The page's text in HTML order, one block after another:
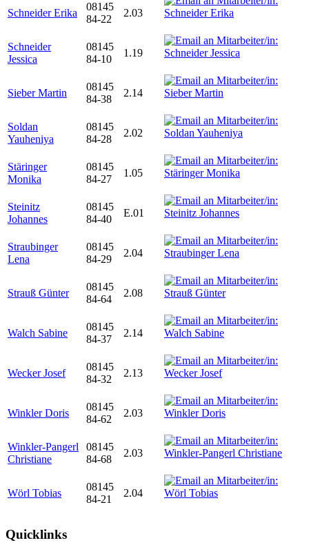
Schneider Erika
08145
84-22
2.03
Schneider
Jessica
08145
84-10
1.19
Sieber Martin
08145
84-38
2.14
Soldan
Yauheniya
08145
84-28
2.02
Stäringer
Monika
08145
84-27
1.05
Steinitz
Johannes
08145
84-40
E.01
Straubinger
Lena
08145
84-29
2.04
Strauß Günter
08145
84-64
2.08
Walch Sabine
08145
84-37
2.14
Wecker Josef
08145
84-32
2.13
Winkler Doris
08145
84-62
2.03
Winkler-Pangerl
Christiane
08145
84-68
2.03
Wörl Tobias
08145
84-21
2.04
Quicklinks